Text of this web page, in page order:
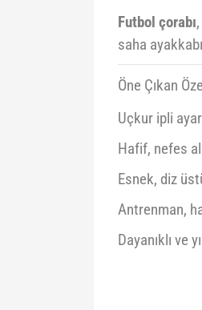
Futbol çorabı
saha
Öne Çıkan
Uçkur ipli
Hafif, nefes
Esnek, diz
Antrenman,
Dayanıklı ve